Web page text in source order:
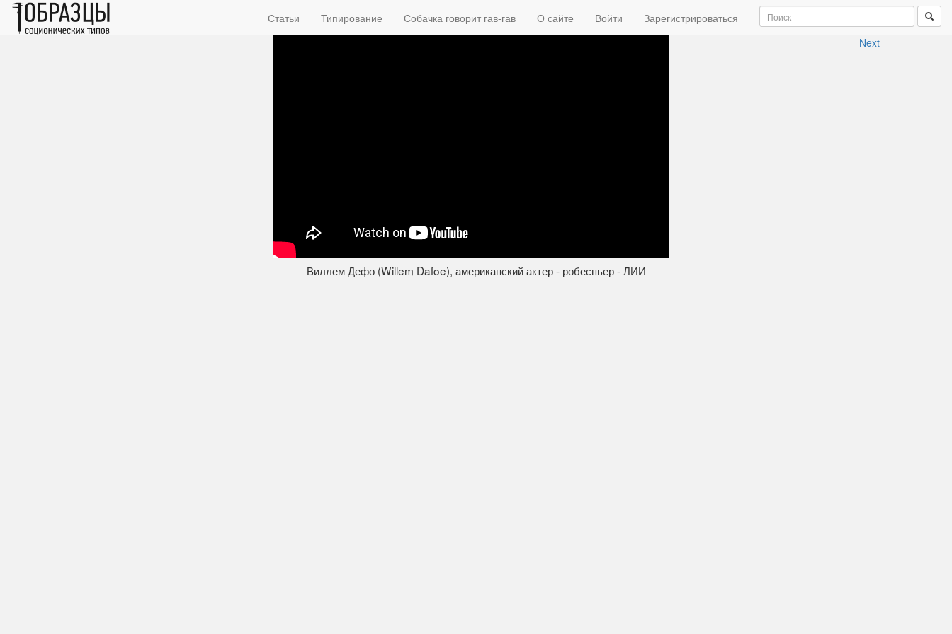
Статьи Типирование Собачка говорит гав-гав О сайте Войти
Зарегистрироваться
Next
Виллем Дефо (Willem Dafoe), американский актер - робеспьер - ЛИИ